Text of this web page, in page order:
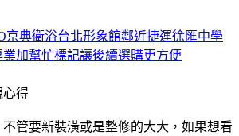
京典衛浴台北形象館鄰近捷運徐匯中學
加幫忙標記讓後續選購更方便
管要新裝潢或是整修的大大，如果想看